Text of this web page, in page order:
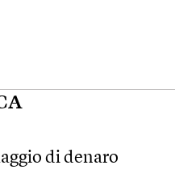
di denaro